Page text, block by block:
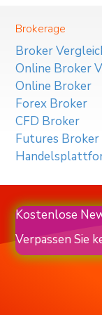
Brokerage
Broker
Online Broker
Online Broker
Forex Broker
CFD Broker
Futures Broker
Kostenlose
Verpassen Sie